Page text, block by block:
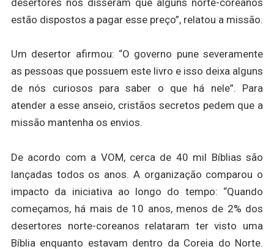
estão dispostos a pagar esse preço”, relatou a missão.
Um desertor afirmou: “O governo pune severamente
as pessoas que possuem este livro e isso deixa alguns
de nós curiosos para saber o que há nele”. Para
atender a esse anseio, cristãos secretos pedem que a
missão mantenha os envios.
De acordo com a VOM, cerca de 40 mil Bíblias são
lançadas todos os anos. A organização comparou o
impacto da iniciativa ao longo do tempo: “Quando
começamos, há mais de 10 anos, menos de 2% dos
desertores norte-coreanos relataram ter visto uma
Bíblia enquanto estavam dentro da Coreia do Norte.